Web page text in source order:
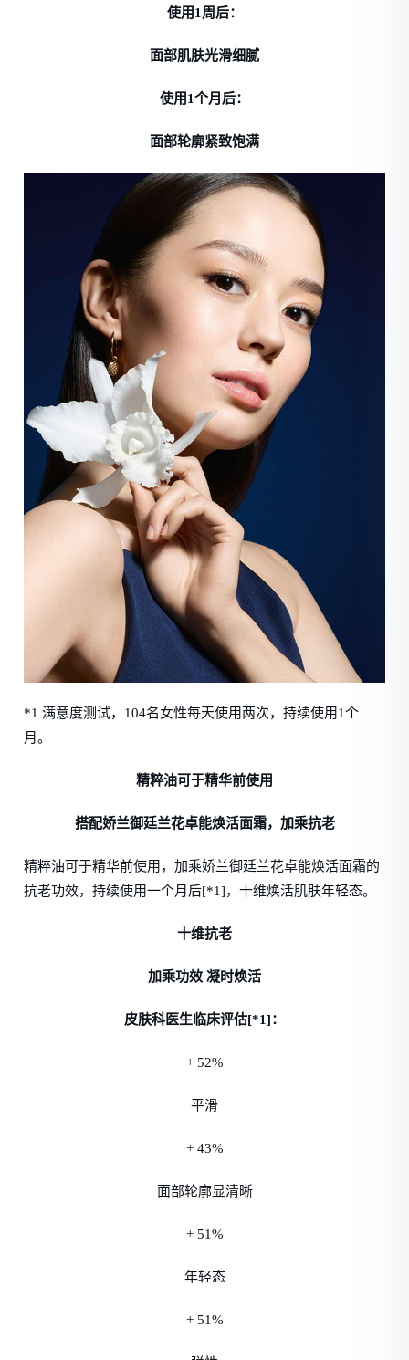
使用1周后：
面部肌肤光滑细腻
使用1个月后：
面部轮廓紧致饱满
*1 满意度测试，104名女性每天使用两次，持续使用1个
月。
精粹油可于精华前使用
搭配娇兰御廷兰花卓能焕活面霜，加乘抗老
精粹油可于精华前使用，加乘娇兰御廷兰花卓能焕活面霜的
抗老功效，持续使用一个月后[*1]，十维焕活肌肤年轻态。
十维抗老
加乘功效 凝时焕活
皮肤科医生临床评估[*1]：
+ 52%
平滑
+ 43%
面部轮廓显清晰
+ 51%
年轻态
+ 51%